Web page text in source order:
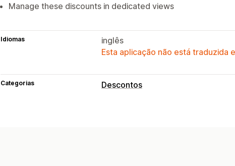
Manage these discounts in dedicated views
Idiomas
inglês
Esta aplicação não está traduzida
Categorias Descontos